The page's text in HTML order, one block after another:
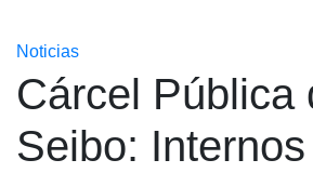
Noticias
Cárcel Pública
Seibo: Internos